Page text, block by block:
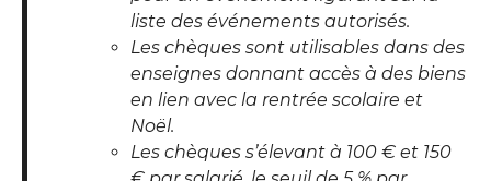
liste des événements autorisés.
Les chèques sont utilisables dans des
enseignes donnant accès à des biens
en lien avec la rentrée scolaire et
Noël.
Les chèques s’élevant à 100 € et 150